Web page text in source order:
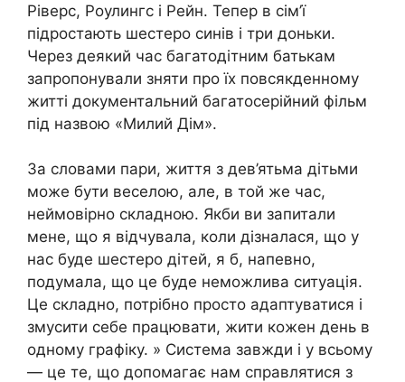
Ріверс, Роулингс і Рейн. Тепер в сім’ї
підростають шестеро синів і три доньки.
Через деякий час багатодітним батькам
запропонували зняти про їх повсякденному
житті документальний багатосерійний фільм
під назвою «Милий Дім».
За словами пари, життя з дев’ятьма дітьми
може бути веселою, але, в той же час,
неймовірно складною. Якби ви запитали
мене, що я відчувала, коли дізналася, що у
нас буде шестеро дітей, я б, напевно,
подумала, що це буде неможлива ситуація.
Це складно, потрібно просто адаптуватися і
змусити себе працювати, жити кожен день в
одному графіку. » Система завжди і у всьому
— це те, що допомагає нам справлятися з